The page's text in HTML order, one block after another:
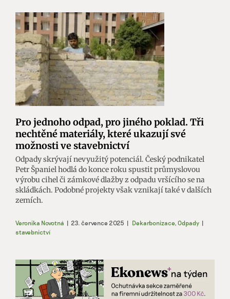
Pro jednoho odpad, pro jiného poklad. Tři
nechtěné materiály, které ukazují své
možnosti ve stavebnictví
Odpady skrývají nevyužitý potenciál. Český podnikatel
Petr Španiel hodlá do konce roku spustit průmyslovou
výrobu cihel či zámkové dlažby z odpadu vršícího se na
skládkách. Podobné projekty však vznikají také v dalších
zemích.
Veronika Novotná | 23. července 2025 | Dekarbonizace, Odpady |
stavebnictví